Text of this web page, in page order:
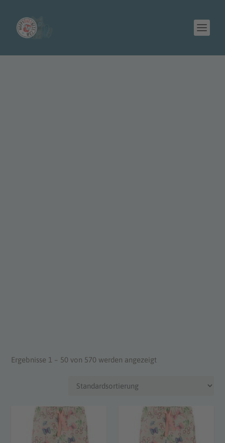
Ergebnisse 1 – 50 von 570 werden angezeigt